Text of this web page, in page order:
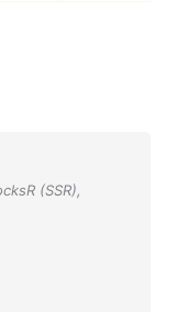
(SSR),